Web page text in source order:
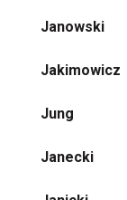
Janowski
Jakimowicz
Jung
Janecki